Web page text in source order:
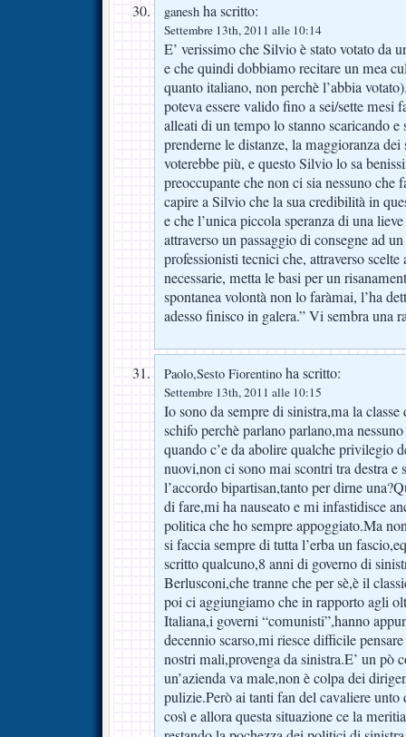
ganesh ha scritto:
Settembre 13th, 2011 alle 10:14
E’ verissimo che Silvio è stato votato da
e che quindi dobbiamo recitare un mea
quanto italiano, non perchè l’abbia
poteva essere valido fino a sei/sette mesi
alleati di un tempo lo stanno scaricando
prenderne le distanze, la maggioranza
voterebbe più, e questo Silvio lo sa
preoccupante che non ci sia nessuno che
capire a Silvio che la sua credibilità in
e che l’unica piccola speranza di una
attraverso un passaggio di consegne ad
professionisti tecnici che, attraverso
necessarie, metta le basi per un
spontanea volontà non lo faràmai, l’ha
adesso finisco in galera.” Vi sembra una
Paolo,Sesto Fiorentino ha scritto:
Settembre 13th, 2011 alle 10:15
Io sono da sempre di sinistra,ma la
schifo perchè parlano parlano,ma
quando c’e da abolire qualche privilegio
nuovi,non ci sono mai scontri tra destra e
l’accordo bipartisan,tanto per dirne
di fare,mi ha nauseato e mi infastidisce
politica che ho sempre appoggiato.Ma
si faccia sempre di tutta l’erba un
scritto qualcuno,8 anni di governo di
Berlusconi,che tranne che per sè,è il
poi ci aggiungiamo che in rapporto agli
Italiana,i governi “comunisti”,hanno
decennio scarso,mi riesce difficile
nostri mali,provenga da sinistra.E’ un pò
un’azienda va male,non è colpa dei
pulizie.Però ai tanti fan del cavaliere unto
così e allora questa situazione ce la